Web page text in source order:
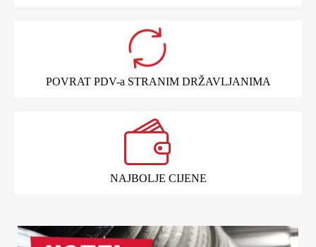
POVRAT PDV-a STRANIM DRŽAVLJANIMA
NAJBOLJE CIJENE